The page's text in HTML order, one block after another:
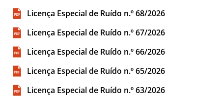
Licença Especial de Ruído n.º 68/2026
Licença Especial de Ruído n.º 67/2026
Licença Especial de Ruído n.º 66/2026
Licença Especial de Ruído n.º 65/2026
Licença Especial de Ruído n.º 63/2026